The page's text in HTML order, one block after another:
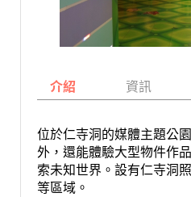
介紹 資訊
位於仁寺洞的媒體主題公
外，還能體驗大型物件作
索未知世界。設有仁寺洞
等區域。